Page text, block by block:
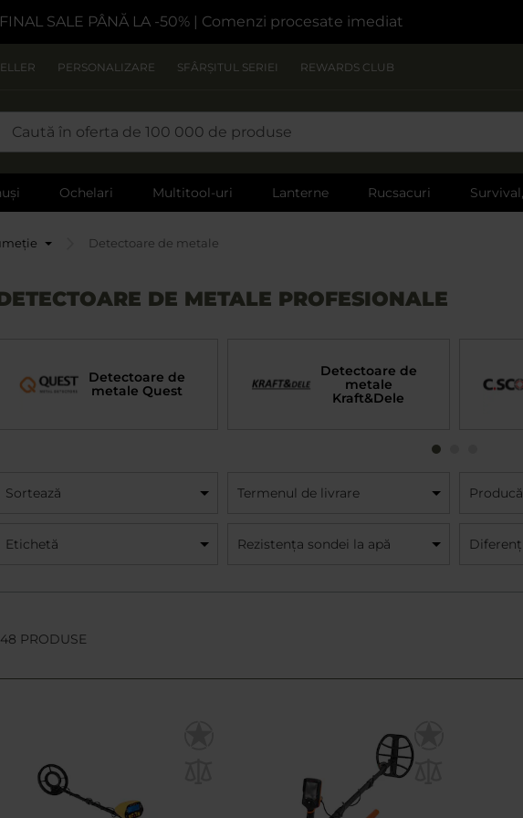
FINAL SALE PÂNĂ LA -50% | Comenzi procesate imediat
PERSONALIZARE SFÂRȘITUL SERIEI REWARDS CLUB
Ochelari Multitool-uri Lanterne Rucsacuri
Detectoare de metale
DE METALE PROFESIONALE
Detectoare de
metale Quest
Detectoare de
metale
Kraft&Dele
Sortează Termenul de livrare
Etichetă Rezistența sondei la apă
PRODUSE